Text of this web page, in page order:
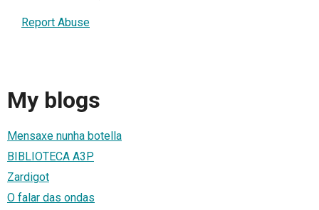
Report Abuse
My blogs
Mensaxe nunha botella
BIBLIOTECA A3P
Zardigot
O falar das ondas